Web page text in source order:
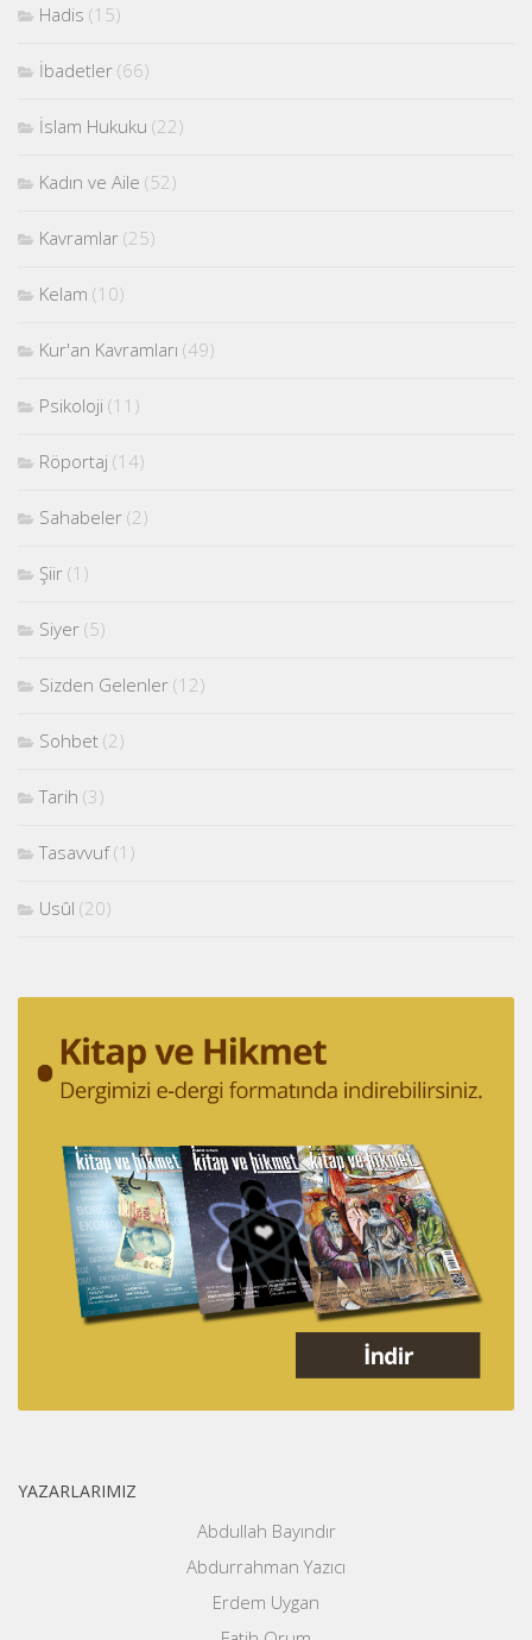
Hadis (15)
İbadetler (66)
İslam Hukuku (22)
Kadın ve Aile (52)
Kavramlar (25)
Kelam (10)
Kur'an Kavramları (49)
Psikoloji (11)
Röportaj (14)
Sahabeler (2)
Şiir (1)
Siyer (5)
Sizden Gelenler (12)
Sohbet (2)
Tarih (3)
Tasavvuf(1)
Usûl (20)
YAZARLARIMIZ
Abdullah Bayındır
Abdurrahman Yazıcı
Erdem Uygan